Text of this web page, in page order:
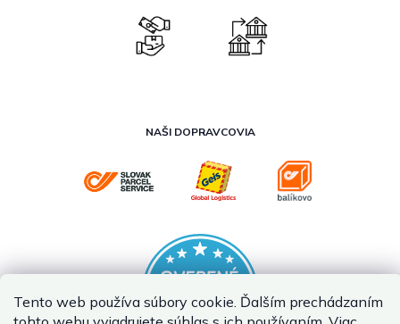
Tento web používa súbory cookie. Ďalším prechádzaním
NAŠI DOPRAVCOVIA